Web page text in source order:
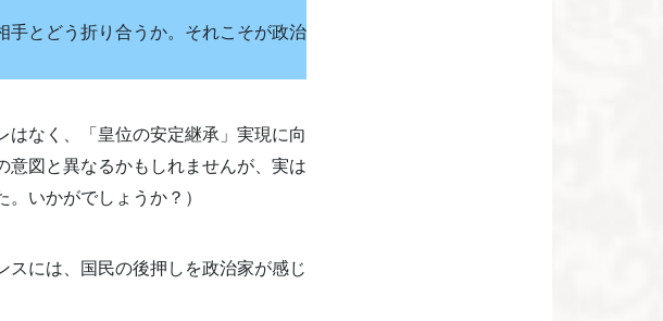
とどう折り合うか。それこそが政治
はなく、「皇位の安定継承」実現に向
意図と異なるかもしれませんが、実は
いかがでしょうか？）
スには、国民の後押しを政治家が感じ